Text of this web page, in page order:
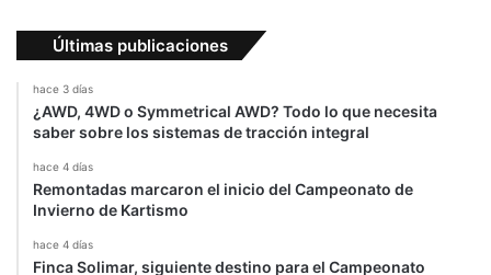
n
i
ñ
Últimas publicaciones
hace 3 días
¿AWD, 4WD o Symmetrical AWD? Todo lo que necesita
saber sobre los sistemas de tracción integral
hace 4 días
Remontadas marcaron el inicio del Campeonato de
Invierno de Kartismo
hace 4 días
Finca Solimar, siguiente destino para el Campeonato